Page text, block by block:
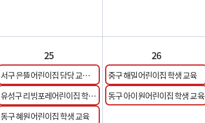
25
서구 은뜰어린이집 담당 교사
교육
유성구 리빙포레어린이집 학생
교육
동구 혜원어린이집 학생 교육
26
중구 해밀어린이집 학생 교육
동구 아이원어린이집 학생 교육